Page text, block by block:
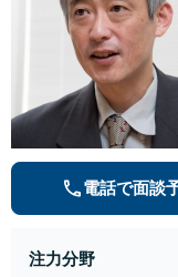
電話で面談
注力分野